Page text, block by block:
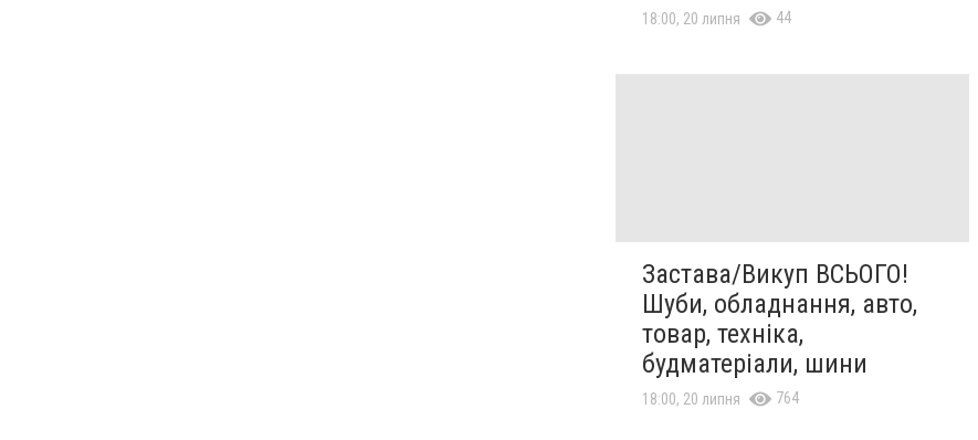
18:00, 20 липня 44
Застава/Викуп ВСЬОГО!
Шуби, обладнання, авто,
товар, техніка,
будматеріали, шини
18:00, 20 липня 764